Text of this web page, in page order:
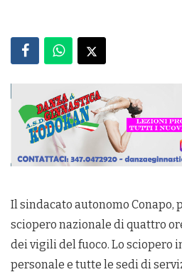
Il sindacato autonomo Conapo,
sciopero nazionale di quattro
dei vigili del fuoco. Lo sciopero
personale e tutte le sedi di